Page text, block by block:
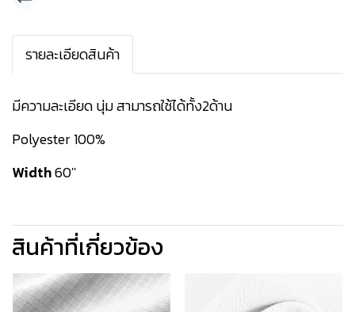
รายละเอียดสินค้า
มีความละเอียด นุ่ม สามารถใช้ได้ทั้ง2ด้าน
Polyester 100%
Width60''
สินค้าที่เกี่ยวข้อง